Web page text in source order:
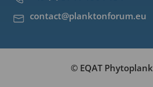
contact@planktonforum.eu
© EQAT